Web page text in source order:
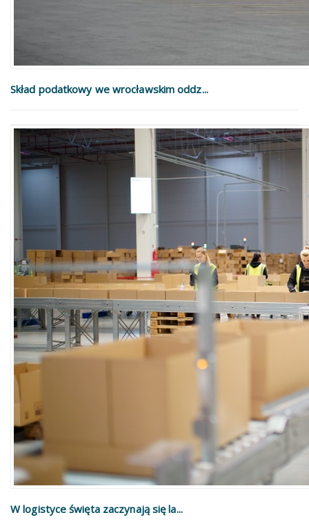
Skład podatkowy we wrocławskim oddz...
W logistyce święta zaczynają się la...